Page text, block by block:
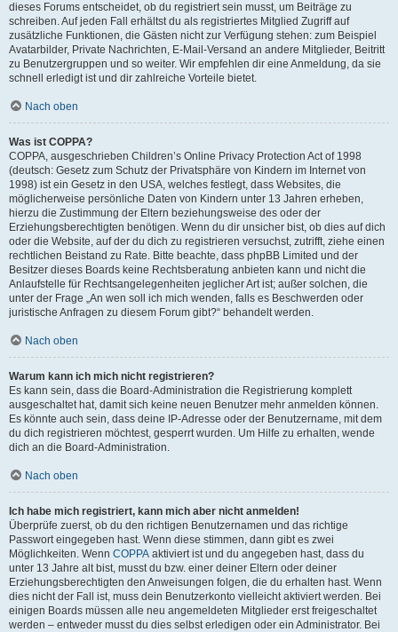
dieses Forums entscheidet, ob du registriert sein musst, um Beiträge zu
schreiben. Auf jeden Fall erhältst du als registriertes Mitglied Zugriff auf
zusätzliche Funktionen, die Gästen nicht zur Verfügung stehen: zum Beispiel
Avatarbilder, Private Nachrichten, E-Mail-Versand an andere Mitglieder, Beitritt
zu Benutzergruppen und so weiter. Wir empfehlen dir eine Anmeldung, da sie
schnell erledigt ist und dir zahlreiche Vorteile bietet.
Nach oben
Was ist COPPA?
COPPA, ausgeschrieben Children’s Online Privacy Protection Act of 1998
(deutsch: Gesetz zum Schutz der Privatsphäre von Kindern im Internet von
1998) ist ein Gesetz in den USA, welches festlegt, dass Websites, die
möglicherweise persönliche Daten von Kindern unter 13 Jahren erheben,
hierzu die Zustimmung der Eltern beziehungsweise des oder der
Erziehungsberechtigten benötigen. Wenn du dir unsicher bist, ob dies auf dich
oder die Website, auf der du dich zu registrieren versuchst, zutrifft, ziehe einen
rechtlichen Beistand zu Rate. Bitte beachte, dass phpBB Limited und der
Besitzer dieses Boards keine Rechtsberatung anbieten kann und nicht die
Anlaufstelle für Rechtsangelegenheiten jeglicher Art ist; außer solchen, die
unter der Frage „An wen soll ich mich wenden, falls es Beschwerden oder
juristische Anfragen zu diesem Forum gibt?“ behandelt werden.
Nach oben
Warum kann ich mich nicht registrieren?
Es kann sein, dass die Board-Administration die Registrierung komplett
ausgeschaltet hat, damit sich keine neuen Benutzer mehr anmelden können.
Es könnte auch sein, dass deine IP-Adresse oder der Benutzername, mit dem
du dich registrieren möchtest, gesperrt wurden. Um Hilfe zu erhalten, wende
dich an die Board-Administration.
Nach oben
Ich habe mich registriert, kann mich aber nicht anmelden!
Überprüfe zuerst, ob du den richtigen Benutzernamen und das richtige
Passwort eingegeben hast. Wenn diese stimmen, dann gibt es zwei
Möglichkeiten. Wenn COPPA aktiviert ist und du angegeben hast, dass du
unter 13 Jahre alt bist, musst du bzw. einer deiner Eltern oder deiner
Erziehungsberechtigten den Anweisungen folgen, die du erhalten hast. Wenn
dies nicht der Fall ist, muss dein Benutzerkonto vielleicht aktiviert werden. Bei
einigen Boards müssen alle neu angemeldeten Mitglieder erst freigeschaltet
werden – entweder musst du dies selbst erledigen oder ein Administrator. Bei